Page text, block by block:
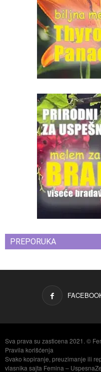
PREPORUKA
Sva prava su zasticena 2021. ©
Pravila korišćenja
Svako kopiranje, preuzimanje ili
vlasnika sajta Femina –